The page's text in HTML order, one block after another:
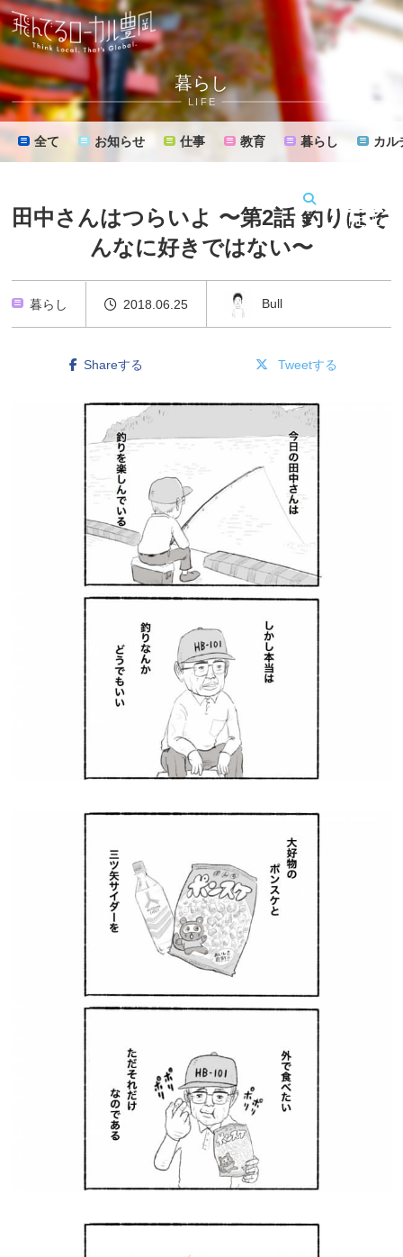
暮らし
LIFE
MENU
全て お知らせ 仕事 教育 暮らし カル
田中さんはつらいよ 〜第2話 釣りはそ
んなに好きではない〜
暮らし 2018.06.25 Bull
Shareする Tweetする